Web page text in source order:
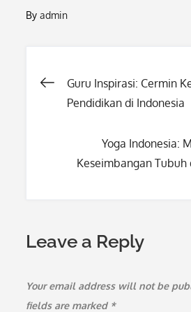
Byadmin
Post
Guru Inspirasi: Cermin
Pendidikan di Indonesia
Yoga Indonesia:
Keseimbangan Tubuh
Leave a Reply
Your email address will not be
fields are marked *